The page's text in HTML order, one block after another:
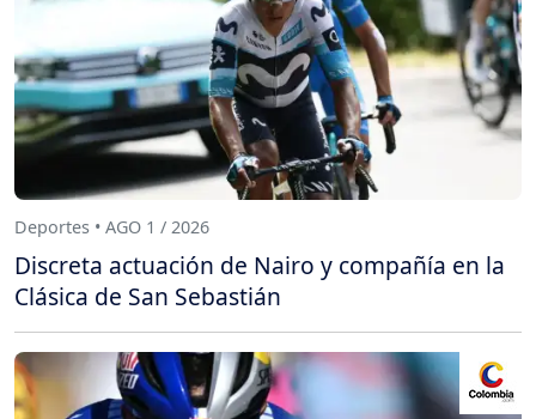
Deportes • AGO 1 / 2026
Discreta actuación de Nairo y compañía en la
Clásica de San Sebastián